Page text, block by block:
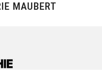
MAUBERT